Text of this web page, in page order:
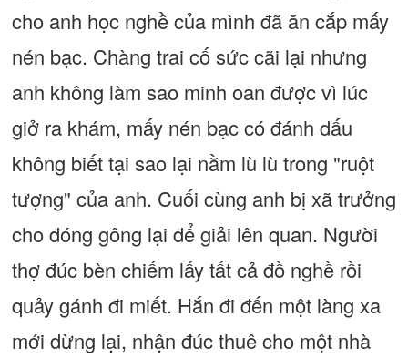
cho anh học nghề của mình đã ăn cắp mấy
nén bạc. Chàng trai cố sức cãi lại nhưng
anh không làm sao minh oan được vì lúc
giở ra khám, mấy nén bạc có đánh dấu
không biết tại sao lại nằm lù lù trong "ruột
tượng" của anh. Cuối cùng anh bị xã trưởng
cho đóng gông lại để giải lên quan. Người
thợ đúc bèn chiếm lấy tất cả đồ nghề rồi
quảy gánh đi miết. Hắn đi đến một làng xa
mới dừng lại, nhận đúc thuê cho một nhà